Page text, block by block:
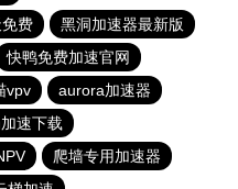
费
黑洞加速器最新版
快鸭免费加速官网
vpv
aurora加速器
速下载
爬墙专用加速器